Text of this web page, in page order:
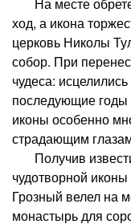
ход, а икона
церковь Николы
собор. При
чудеса:
последующие годы
иконы особенно
страдающим
Получив
чудотворной
Грозный велел на
монастырь для